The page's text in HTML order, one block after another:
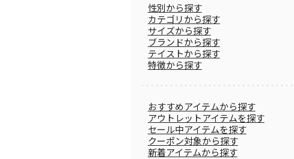
性別から探す
カテゴリから探す
サイズから探す
ブランドから探す
テイストから探す
特徴から探す
おすすめアイテムから探す
アウトレットアイテムを探す
セール中アイテムを探す
クーポン対象から探す
新着アイテムから探す